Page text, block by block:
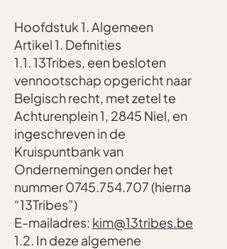
Hoofdstuk 1. Algemeen
Artikel 1. Definities
1.1. 13Tribes, een besloten
vennootschap opgericht naar
Belgisch recht, met zetel te
Achturenplein 1, 2845 Niel, en
ingeschreven in de
Kruispuntbank van
Ondernemingen onder het
nummer0745.754.707 (hierna
“13Tribes”)
E-mailadres: kim@13tribes.be
1.2. In deze algemene